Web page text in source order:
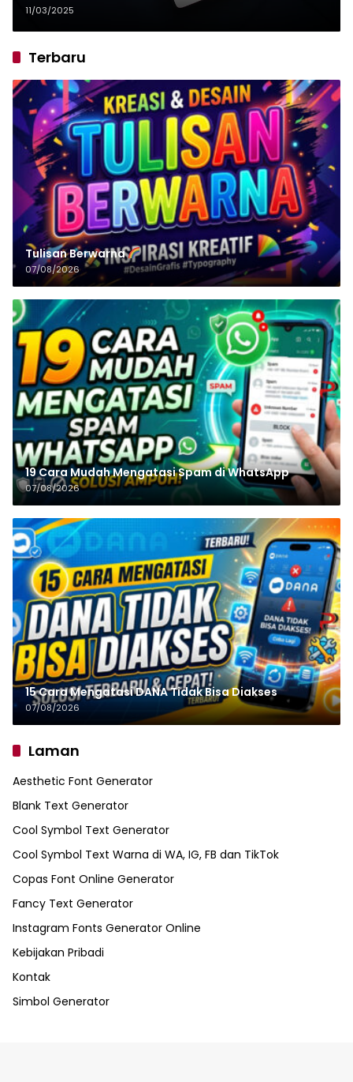
11/03/2025
Terbaru
Tulisan‌‌‌‌‌‌‌‌‌‌‌‌‌‌‌‌ Berwarna
07/08/2026
19 Cara Mudah Mengatasi Spam di WhatsApp
07/08/2026
15 Cara Mengatasi DANA Tidak Bisa Diakses
07/08/2026
Laman
Aesthetic Font Generator
Blank Text Generator
Cool Symbol Text Generator
Cool Symbol Text Warna di WA, IG, FB dan TikTok
Copas Font Online Generator
Fancy Text Generator
Instagram Fonts Generator Online
Kebijakan Pribadi
Kontak
Simbol Generator